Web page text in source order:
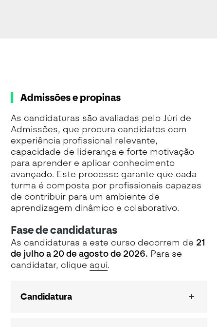
Admissões e propinas
As candidaturas são avaliadas pelo Júri de
Admissões, que procura candidatos com
experiência profissional relevante,
capacidade de liderança e forte motivação
para aprender e aplicar conhecimento
avançado. Este processo garante que cada
turma é composta por profissionais capazes
de contribuir para um ambiente de
aprendizagem dinâmico e colaborativo.
Fase de candidaturas
As candidaturas a este curso decorrem de 21
de julho a 20 de agosto de 2026. Para se
candidatar, clique aqui.
Candidatura